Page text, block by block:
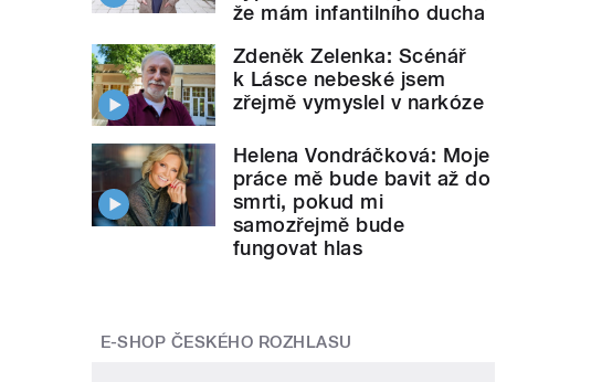
že mám infantilního ducha
Zdeněk Zelenka: Scénář
k Lásce nebeské jsem
zřejmě vymyslel v narkóze
Helena Vondráčková: Moje
práce mě bude bavit až do
smrti, pokud mi
samozřejmě bude
fungovat hlas
E-SHOP ČESKÉHO ROZHLASU